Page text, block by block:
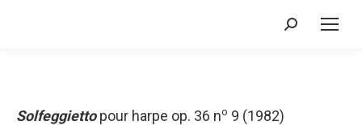
Recherche
Solfeggiettopour harpe op. 36 no 9 (1982)